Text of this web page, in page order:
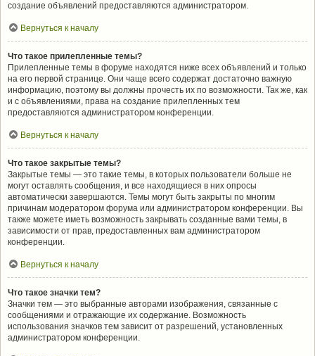
создание объявлений предоставляются администратором.
Вернуться к началу
Что такое прилепленные темы?
Прилепленные темы в форуме находятся ниже всех объявлений и только
на его первой странице. Они чаще всего содержат достаточно важную
информацию, поэтому вы должны прочесть их по возможности. Так же, как
и с объявлениями, права на создание прилепленных тем
предоставляются администратором конференции.
Вернуться к началу
Что такое закрытые темы?
Закрытые темы — это такие темы, в которых пользователи больше не
могут оставлять сообщения, и все находящиеся в них опросы
автоматически завершаются. Темы могут быть закрыты по многим
причинам модератором форума или администратором конференции. Вы
также можете иметь возможность закрывать созданные вами темы, в
зависимости от прав, предоставленных вам администратором
конференции.
Вернуться к началу
Что такое значки тем?
Значки тем — это выбранные авторами изображения, связанные с
сообщениями и отражающие их содержание. Возможность
использования значков тем зависит от разрешений, установленных
администратором конференции.